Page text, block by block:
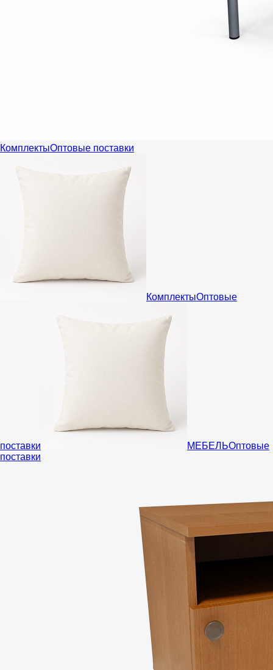
КомплектыОптовые поставки
КомплектыОптовые
поставки МЕБЕЛЬОптовые
поставки